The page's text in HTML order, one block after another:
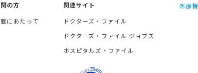
の方
にあたって
関連サイト
ドクターズ・ファイル
ドクターズ・ファイル ジョブズ
ホスピタルズ・ファイル
医療